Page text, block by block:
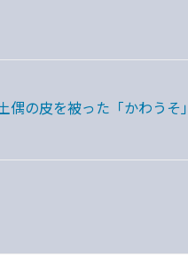
偶の皮を被った「かわう